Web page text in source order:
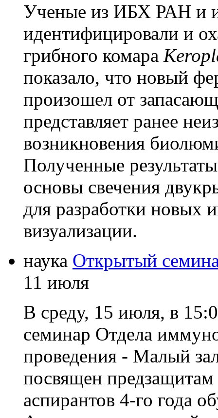
Ученые из ИБХ РАН и
идентифицировали и
грибного комара
показало, что новый
произошел от
представляет ранее
возникновения
Полученные
основы свечения
для разработки новых
визуализации.
наука Открытый
11 июля
В среду, 15 июля, в
семинар Отдела
проведения - Малый
посвящен предзащитам
аспирантов 4-го года